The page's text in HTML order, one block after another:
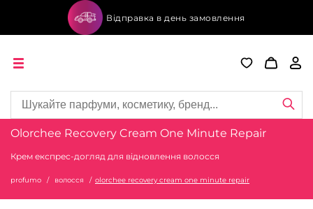
Відправка в день замовлення
Olorchee Recovery Cream One Minute Repair
Крем експрес-догляд для відновлення волосся
profumo волосся olorchee recovery cream one minute repair